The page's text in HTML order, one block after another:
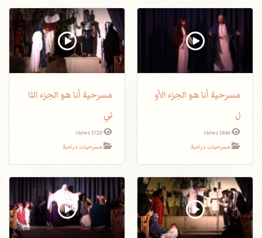
مسرحية أنا هو الجزء الأو
ل
1846 views
مسرحيات درامية
مسرحية أنا هو الجزء الثا
ني
1723 views
مسرحيات درامية